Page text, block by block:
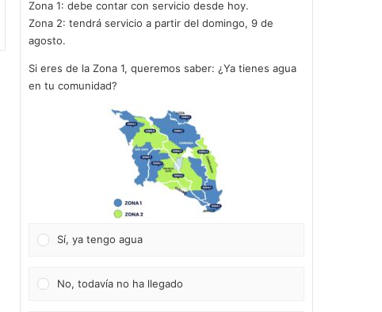
Zona 1: debe contar con servicio desde hoy.
Zona 2: tendrá servicio a partir del domingo, 9 de
agosto.
Si eres de la Zona 1, queremos saber: ¿Ya tienes agua
en tu comunidad?
Sí, ya tengo agua
No, todavía no ha llegado